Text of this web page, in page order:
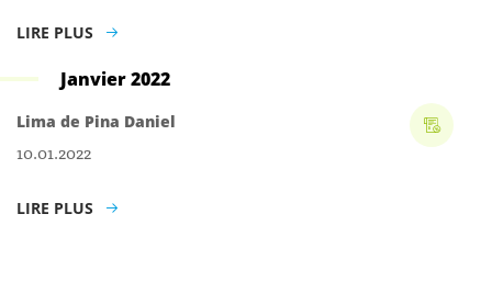
LIRE PLUS
Janvier 2022
Lima de Pina Daniel
10.01.2022
LIRE PLUS